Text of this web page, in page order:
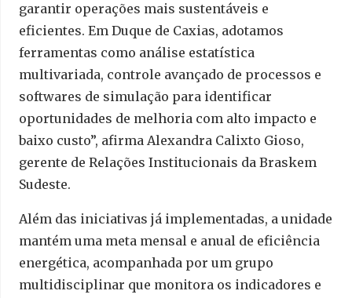
garantir operações mais sustentáveis e
eficientes. Em Duque de Caxias, adotamos
ferramentas como análise estatística
multivariada, controle avançado de processos e
softwares de simulação para identificar
oportunidades de melhoria com alto impacto e
baixo custo”, afirma Alexandra Calixto Gioso,
gerente de Relações Institucionais da Braskem
Sudeste.
Além das iniciativas já implementadas, a unidade
mantém uma meta mensal e anual de eficiência
energética, acompanhada por um grupo
multidisciplinar que monitora os indicadores e